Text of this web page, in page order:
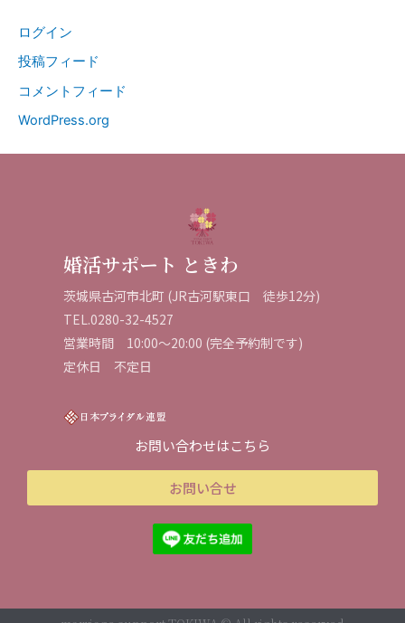
ログイン
投稿フィード
コメントフィード
WordPress.org
婚活サポート ときわ
茨城県古河市北町 (JR古河駅東口 徒歩12分)
TEL.0280-32-4527
営業時間 10:00～20:00 (完全予約制です)
定休日 不定日
お問い合わせはこちら
お問い合せ